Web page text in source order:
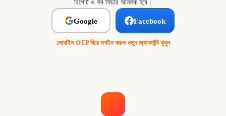
রিপোর্ট ও সব ফিচার আনলক হবে।
Google Facebook
মোবাইল OTP দিয়ে লগইন করুন·নতুন অ্যাকাউন্ট খুলুন